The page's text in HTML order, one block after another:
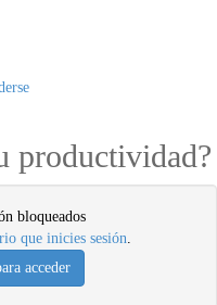
productividad?
bloqueados
que inicies sesión.
acceder